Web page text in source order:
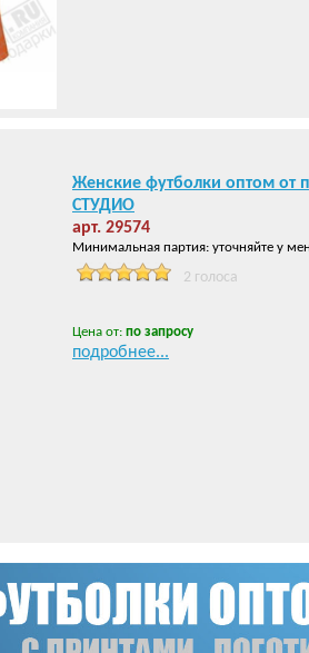
Женские футболки оптом от
СТУДИО
арт. 29574
Минимальная партия: уточняйте у
2 голоса
Цена от: по запросу
подробнее...